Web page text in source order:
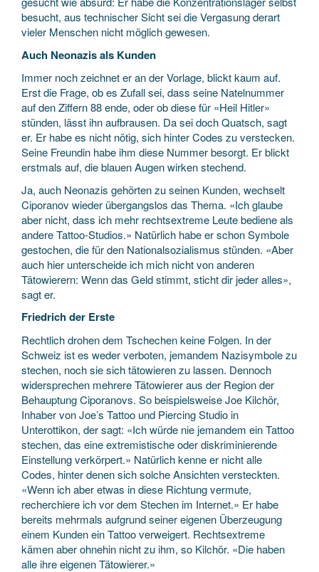
besucht, aus technischer Sicht sei die Vergasung derart
vieler Menschen nicht möglich gewesen.
Auch Neonazis als Kunden
Immer noch zeichnet er an der Vorlage, blickt kaum auf.
Erst die Frage, ob es Zufall sei, dass seine Natelnummer
auf den Ziffern 88 ende, oder ob diese für «Heil Hitler»
stünden, lässt ihn aufbrausen. Da sei doch Quatsch, sagt
er. Er habe es nicht nötig, sich hinter Codes zu verstecken.
Seine Freundin habe ihm diese Nummer besorgt. Er blickt
erstmals auf, die blauen Augen wirken stechend.
Ja, auch Neonazis gehörten zu seinen Kunden, wechselt
Ciporanov wieder übergangslos das Thema. «Ich glaube
aber nicht, dass ich mehr rechtsextreme Leute bediene als
andere Tattoo-Studios.» Natürlich habe er schon Symbole
gestochen, die für den Nationalsozialismus stünden. «Aber
auch hier unterscheide ich mich nicht von anderen
Tätowierern: Wenn das Geld stimmt, sticht dir jeder alles»,
sagt er.
Friedrich der Erste
Rechtlich drohen dem Tschechen keine Folgen. In der
Schweiz ist es weder verboten, jemandem Nazisymbole zu
stechen, noch sie sich tätowieren zu lassen. Dennoch
widersprechen mehrere Tätowierer aus der Region der
Behauptung Ciporanovs. So beispielsweise Joe Kilchör,
Inhaber von Joe’s Tattoo und Piercing Studio in
Unterottikon, der sagt: «Ich würde nie jemandem ein Tattoo
stechen, das eine extremistische oder diskriminierende
Einstellung verkörpert.» Natürlich kenne er nicht alle
Codes, hinter denen sich solche Ansichten versteckten.
«Wenn ich aber etwas in diese Richtung vermute,
recherchiere ich vor dem Stechen im Internet.» Er habe
bereits mehrmals aufgrund seiner eigenen Überzeugung
einem Kunden ein Tattoo verweigert. Rechtsextreme
kämen aber ohnehin nicht zu ihm, so Kilchör. «Die haben
alle ihre eigenen Tätowierer.»